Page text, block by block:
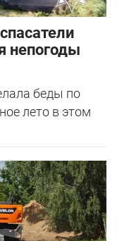
непогоды
беды по
лето в этом